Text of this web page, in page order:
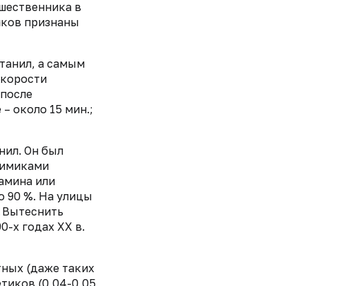
в
признаны
а самым
– около 15 мин.;
Он был
или
90 %. На улицы
х годах XX в.
(даже таких
(0,04-0,05